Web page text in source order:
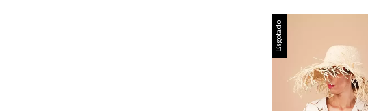
Esgotado